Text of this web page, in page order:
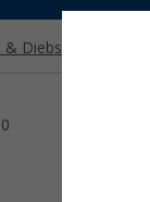
& Diebstahlschutz